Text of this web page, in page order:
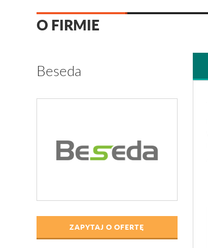
O FIRMIE
Beseda
ZAPYTAJ O OFERTĘ